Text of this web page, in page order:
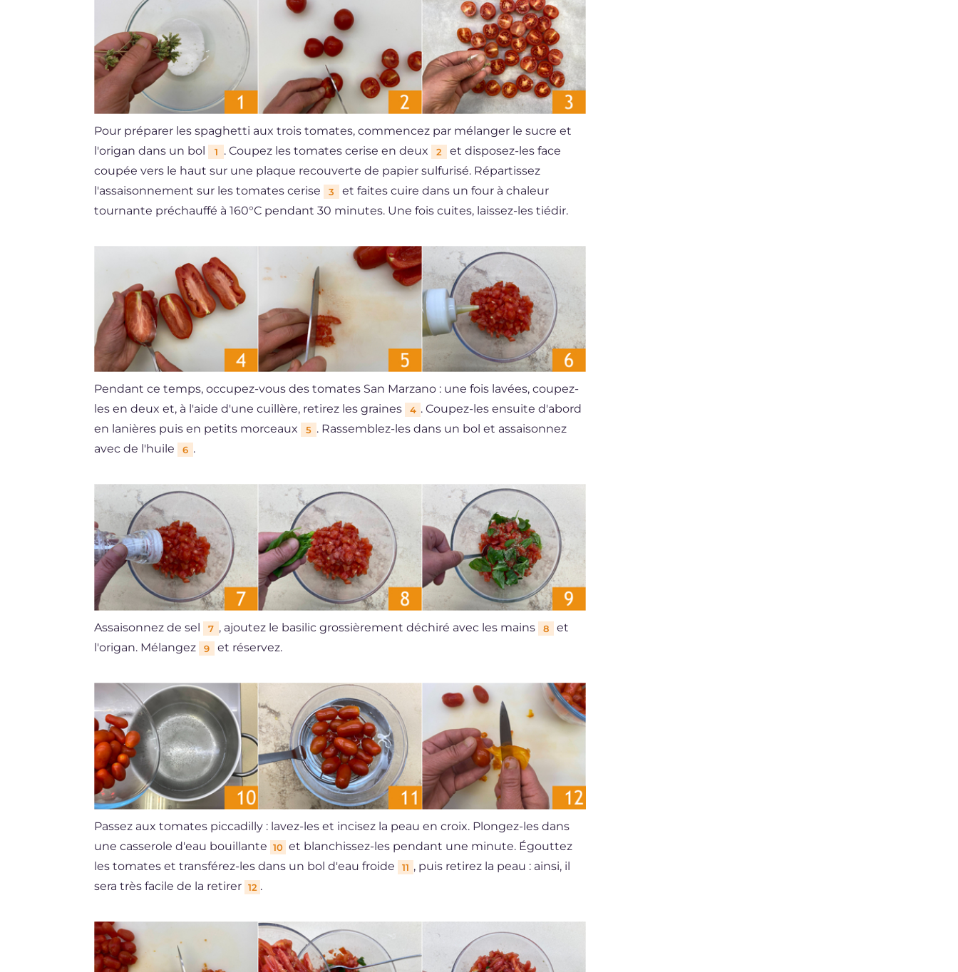
Pour préparer les spaghetti aux trois tomates, commencez par mélanger le sucre et
l'origan dans un bol
1 . Coupez les tomates cerise en deux 2
et disposez-les face
coupée vers le haut sur une plaque recouverte de papier sulfurisé. Répartissez
l'assaisonnement sur les tomates cerise
3
et faites cuire dans un four à chaleur
tournante préchauffé à 160°C pendant 30 minutes. Une fois cuites, laissez-les tiédir.
Pendant ce temps, occupez-vous des tomates San Marzano : une fois lavées, coupez-
les en deux et, à l'aide d'une cuillère, retirez les graines
4 . Coupez-les ensuite d'abord
en lanières puis en petits morceaux
5 . Rassemblez-les dans un bol et assaisonnez
avec de l'huile
6 .
Assaisonnez de sel 7 , ajoutez le basilic grossièrement déchiré avec les mains 8
et
l'origan. Mélangez
9 et réservez.
Passez aux tomates piccadilly : lavez-les et incisez la peau en croix. Plongez-les dans
une casserole d'eau bouillante 10 et blanchissez-les pendant une minute. Égouttez
les tomates et transférez-les dans un bol d'eau froide
11 , puis retirez la peau : ainsi, il
sera très facile de la retirer 12 .